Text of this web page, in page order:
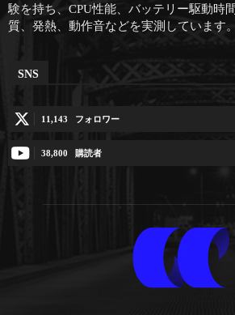
験を持ち、CPU性能、バッテリー駆動時
質、発熱、動作音などを実測しています。
SNS
11,143 フォロワー
38,800 購読者